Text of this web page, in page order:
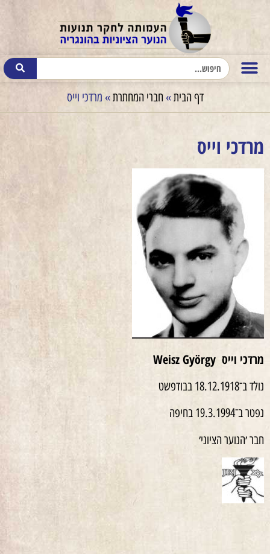
דף הבית»חברי המחתרת» מרדכי וייס
מרדכי וייס
מרדכי וייס Weisz György
נולד ב־18.12.1918 בבודפשט
נפטר ב־19.3.1994 בחיפה
חבר ׳הנוער הציוני׳